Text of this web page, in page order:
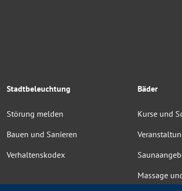
Bäder
Kurse und
Massage
Stadtbeleuchtung
Störung melden
Bauen und Sanieren
Verhaltenskodex